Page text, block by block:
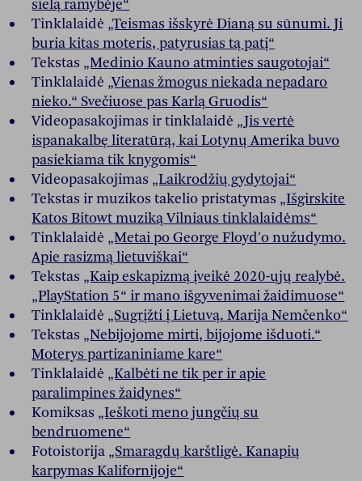
sielą ramybėje“
Tinklalaidė „Teismas išskyrė Dianą su sūnumi. Ji
buria kitas moteris, patyrusias tą patį“
Tekstas „Medinio Kauno atminties saugotojai“
Tinklalaidė „Vienas žmogus niekada nepadaro
nieko.“ Svečiuose pas Karlą Gruodis“
Videopasakojimas ir tinklalaidė „Jis vertė
ispanakalbę literatūrą, kai Lotynų Amerika buvo
pasiekiama tik knygomis“
Videopasakojimas „Laikrodžių gydytojai“
Tekstas ir muzikos takelio pristatymas „Išgirskite
Katos Bitowt muziką Vilniaus tinklalaidėms“
Tinklalaidė „Metai po George Floyd'o nužudymo.
Apie rasizmą lietuviškai“
Tekstas „Kaip eskapizmą įveikė 2020-ųjų realybė.
„PlayStation 5“ ir mano išgyvenimai žaidimuose“
Tinklalaidė „Sugrįžti į Lietuvą. Marija Nemčenko“
Tekstas „Nebijojome mirti, bijojome išduoti.“
Moterys partizaniniame kare“
Tinklalaidė „Kalbėti ne tik per ir apie
paralimpines žaidynes“
Komiksas „Ieškoti meno jungčių su
bendruomene“
Fotoistorija „Smaragdų karštligė. Kanapių
karpymas Kalifornijoje“